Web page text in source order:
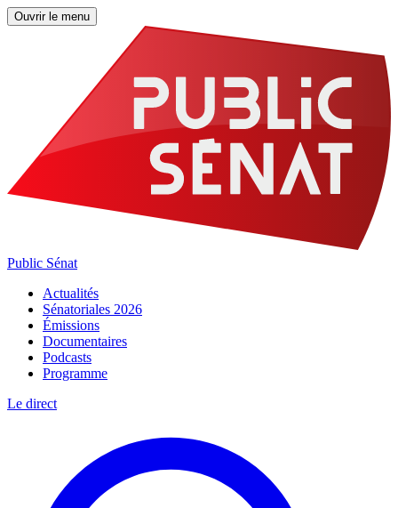
Ouvrir le menu
Public Sénat
Actualités
Sénatoriales 2026
Émissions
Documentaires
Podcasts
Programme
Le direct